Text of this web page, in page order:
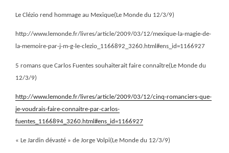
Le Clézio rend hommage au Mexique(Le Monde du 12/3/9)
http://www.lemonde.fr/livres/article/2009/03/12/mexique-la-magie-de-
la-memoire-par-j-m-g-le-clezio_1166892_3260.html#ens_id=1166927
5 romans que Carlos Fuentes souhaiterait faire connaître(Le Monde du
12/3/9)
http://www.lemonde.fr/livres/article/2009/03/12/cinq-romanciers-que-
je-voudrais-faire-connaitre-par-carlos-
fuentes_1166894_3260.html#ens_id=1166927
« Le Jardin dévasté » de Jorge Volpi(Le Monde du 12/3/9)